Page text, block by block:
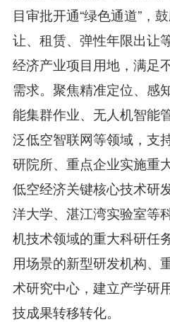
目审批开通“绿色通道”，
让、租赁、弹性年限出让
经济产业项目用地，满足
需求。聚焦精准定位、感
能集群作业、无人机智能
泛低空智联网等领域，支
研院所、重点企业实施重
低空经济关键核心技术研
洋大学、湛江湾实验室等
机技术领域的重大科研任
用场景的新型研发机构、
术研究中心，建立产学研
技成果转移转化。